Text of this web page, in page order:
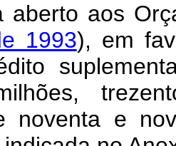
aberto aos
1993), em
noventa e